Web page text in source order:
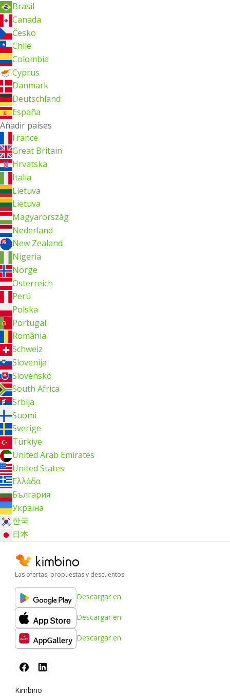
Brasil
Canada
Česko
Chile
Colombia
Cyprus
Danmark
Deutschland
España
Añadir países
France
Great Britain
Hrvatska
Italia
Lietuva
Lietuva
Magyarország
Nederland
New Zealand
Nigeria
Norge
Österreich
Perú
Polska
Portugal
România
Schweiz
Slovenija
Slovensko
South Africa
Srbija
Suomi
Sverige
Türkiye
United Arab Emirates
United States
Ελλάδα
България
Україна
한국
日本
Las ofertas, propuestas y descuentos
Descargar en
Descargar en
Descargar en
Kimbino